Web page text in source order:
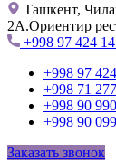
Ташкент,
2А.Ориентир
+998 97 424
+998 97
+998 71
+998 90
+998 90
Заказать звонок